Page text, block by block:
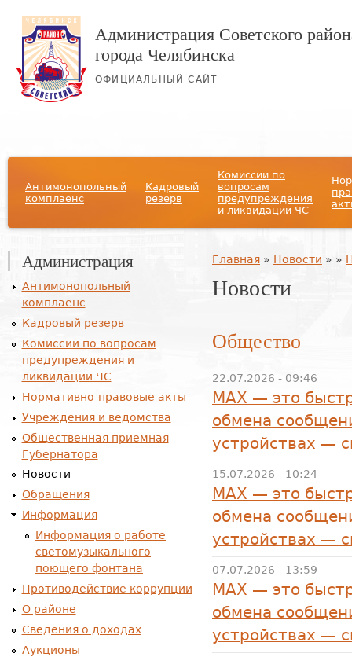
Администрация Советского
города Челябинска
ОФИЦИАЛЬНЫЙ САЙТ
Антимонопольный
комплаенс
Кадровый
резерв
Комиссии по
вопросам
предупреждения
и ликвидации ЧС
Вы здесь
Главная » Новости » »
Новости
Общество
22.07.2026 - 09:46
MAX — это
обмена
устройствах —
15.07.2026 - 10:24
MAX — это
обмена
устройствах —
07.07.2026 - 13:59
MAX — это
обмена
устройствах —
Администрация
Антимонопольный
комплаенс
Кадровый резерв
Комиссии по вопросам
предупреждения и
ликвидации ЧС
Нормативно-правовые акты
Учреждения и ведомства
Общественная приемная
Губернатора
Новости
Обращения
Информация
Информация о работе
светомузыкального
поющего фонтана
Противодействие коррупции
О районе
Сведения о доходах
Аукционы